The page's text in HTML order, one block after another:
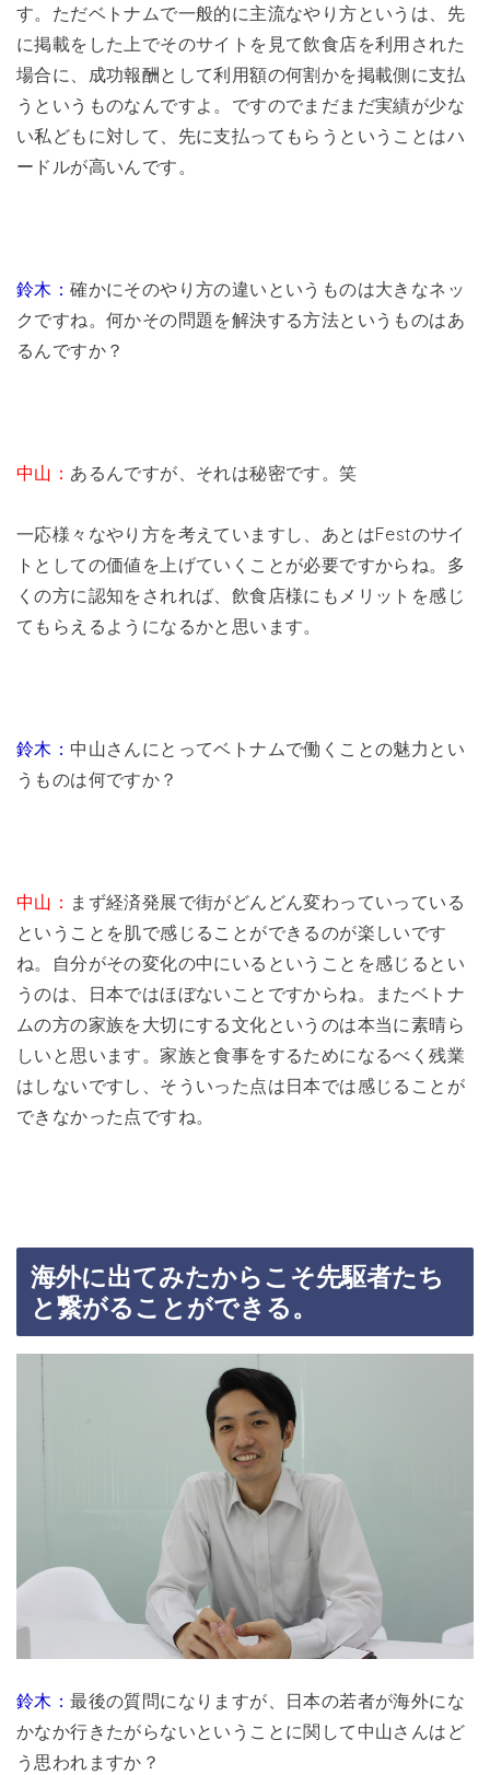
す。ただベトナムで一般的に主流なやり方というは、先
に掲載をした上でそのサイトを見て飲食店を利用された
場合に、成功報酬として利用額の何割かを掲載側に支払
うというものなんですよ。ですのでまだまだ実績が少な
い私どもに対して、先に支払ってもらうということはハ
ードルが高いんです。
鈴木：確かにそのやり方の違いというものは大きなネッ
クですね。何かその問題を解決する方法というものはあ
るんですか？
中山： あるんですが、それは秘密です。笑
一応様々なやり方を考えていますし、あとはFestのサイ
トとしての価値を上げていくことが必要ですからね。多
くの方に認知をされれば、飲食店様にもメリットを感じ
てもらえるようになるかと思います。
鈴木： 中山さんにとってベトナムで働くことの魅力とい
うものは何ですか？
中山： まず経済発展で街がどんどん変わっていっている
ということを肌で感じることができるのが楽しいです
ね。自分がその変化の中にいるということを感じるとい
うのは、日本ではほぼないことですからね。またベトナ
ムの方の家族を大切にする文化というのは本当に素晴ら
しいと思います。家族と食事をするためになるべく残業
はしないですし、そういった点は日本では感じることが
できなかった点ですね。
海外に出てみたからこそ先駆者たち
と繋がることができる。
鈴木：最後の質問になりますが、日本の若者が海外にな
かなか行きたがらないということに関して中山さんはど
う思われますか？